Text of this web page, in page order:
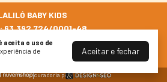
aceita o uso de
de
Aceitar e fechar
BABY KIDS
63.392.724/0001-48
Lalilo.com.br
os Direitos Reservados
curadoria por